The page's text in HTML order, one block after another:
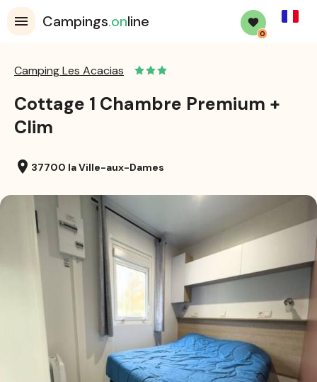
Campings.online
0
Camping Les Acacias
Cottage 1 Chambre Premium +
Clim
location_on 37700 la Ville-aux-Dames